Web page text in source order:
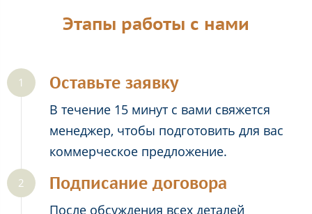
Этапы работы с нами
Оставьте заявку
В течение 15 минут с вами свяжется
менеджер, чтобы подготовить для вас
коммерческое предложение.
Подписание договора
После обсуждения всех деталей